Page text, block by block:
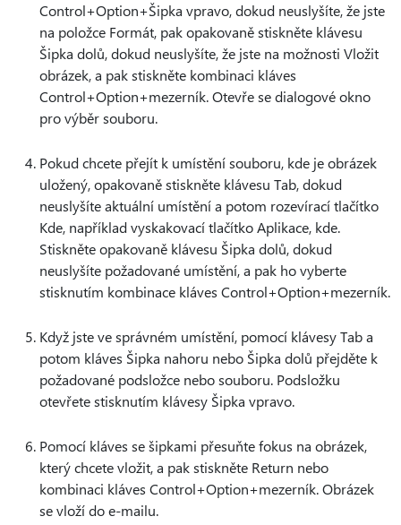
Control+Option+Šipka vpravo, dokud neuslyšíte, že jste
na položce Formát, pak opakovaně stiskněte klávesu
Šipka dolů, dokud neuslyšíte, že jste na možnosti Vložit
obrázek, a pak stiskněte kombinaci kláves
Control+Option+mezerník. Otevře se dialogové okno
pro výběr souboru.
Pokud chcete přejít k umístění souboru, kde je obrázek
uložený, opakovaně stiskněte klávesu Tab, dokud
neuslyšíte aktuální umístění a potom rozevírací tlačítko
Kde, například vyskakovací tlačítko Aplikace, kde.
Stiskněte opakovaně klávesu Šipka dolů, dokud
neuslyšíte požadované umístění, a pak ho vyberte
stisknutím kombinace kláves Control+Option+mezerník.
Když jste ve správném umístění, pomocí klávesy Tab a
potom kláves Šipka nahoru nebo Šipka dolů přejděte k
požadované podsložce nebo souboru. Podsložku
otevřete stisknutím klávesy Šipka vpravo.
Pomocí kláves se šipkami přesuňte fokus na obrázek,
který chcete vložit, a pak stiskněte Return nebo
kombinaci kláves Control+Option+mezerník. Obrázek
se vloží do e-mailu.